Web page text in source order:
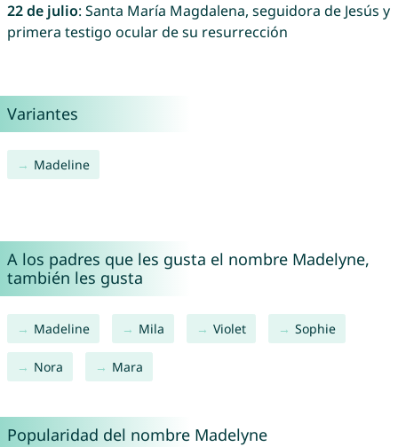
22 de julio: Santa María Magdalena, seguidora de Jesús y
primera testigo ocular de su resurrección
Variantes
Madeline
A los padres que les gusta el nombre Madelyne,
también les gusta
Madeline Mila Violet Sophie
Nora Mara
Popularidad del nombre Madelyne